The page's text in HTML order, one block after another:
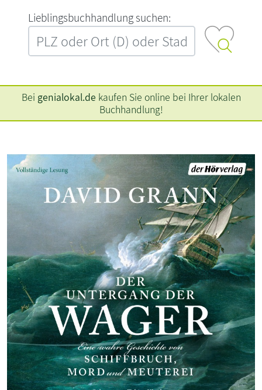
L‍i‍e‍b‍l‍i‍n‍g‍s‍b‍u‍c‍h‍h‍a‍n‍d‍l‍u‍n‍g‍ ‍s‍u‍c‍h‍e‍n‍:‍
Bei genialokal.de kaufen Sie online bei Ihrer lokalen
Buchhandlung!